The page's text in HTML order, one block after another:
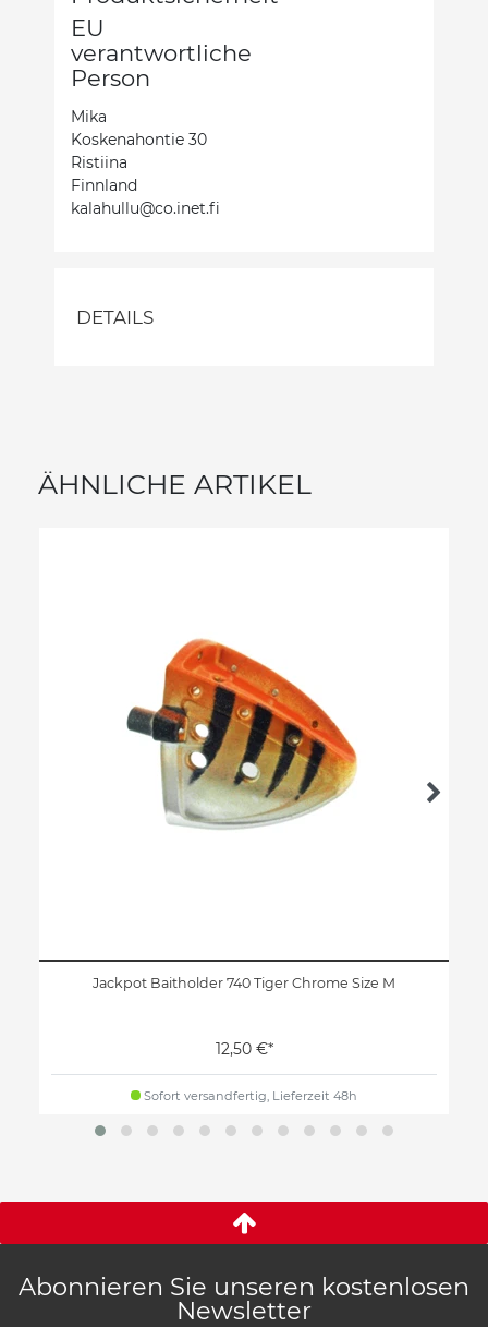
EU
verantwortliche
Person
Mika
Koskenahontie 30
Ristiina
Finnland
kalahullu@co.inet.fi
DETAILS
ÄHNLICHE ARTIKEL
Jackpot Baitholder 740 Tiger Chrome Size M
12,50 €*
Sofort versandfertig, Lieferzeit 48h
Abonnieren Sie unseren kostenlosen
Newsletter